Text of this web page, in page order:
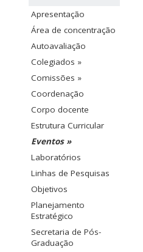
Apresentação
Área de concentração
Autoavaliação
Colegiados »
Comissões »
Coordenação
Corpo docente
Estrutura Curricular
Eventos »
Laboratórios
Linhas de Pesquisas
Objetivos
Planejamento
Estratégico
Secretaria de Pós-
Graduação